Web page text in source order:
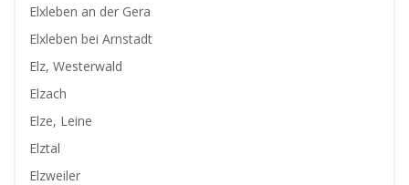
Elxleben an der Gera
Elxleben bei Arnstadt
Elz, Westerwald
Elzach
Elze, Leine
Elztal
Elzweiler